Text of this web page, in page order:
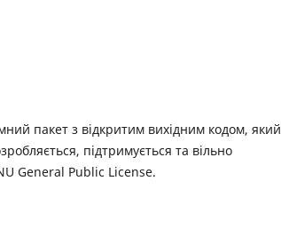
пакет з відкритим вихідним кодом, який
підтримується та вільно
General Public License.